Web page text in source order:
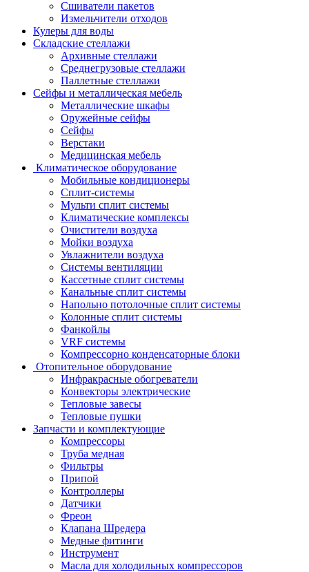
Сшиватели пакетов
Измельчители отходов
Кулеры для воды
Складские стеллажи
Архивные стеллажи
Среднегрузовые стеллажи
Паллетные стеллажи
Сейфы и металлическая мебель
Металлические шкафы
Оружейные сейфы
Сейфы
Верстаки
Медицинская мебель
Климатическое оборудование
Мобильные кондиционеры
Сплит-системы
Мульти сплит системы
Климатические комплексы
Очистители воздуха
Мойки воздуха
Увлажнители воздуха
Системы вентиляции
Кассетные сплит системы
Канальные сплит системы
Напольно потолочные сплит системы
Колонные сплит системы
Фанкойлы
VRF системы
Компрессорно конденсаторные блоки
Отопительное оборудование
Инфракрасные обогреватели
Конвекторы электрические
Тепловые завесы
Тепловые пушки
Запчасти и комплектующие
Компрессоры
Труба медная
Фильтры
Припой
Контроллеры
Датчики
Фреон
Клапана Шредера
Медные фитинги
Инструмент
Масла для холодильных компрессоров